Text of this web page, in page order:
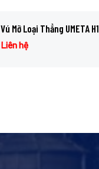
Vú Mỡ Loại Thẳng UMETA H1
Liên hệ